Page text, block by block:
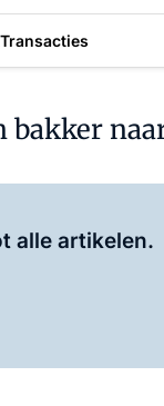
Transacties
alle artikelen.